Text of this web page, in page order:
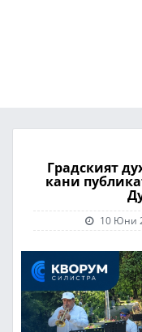
Градският
кани
10 Юни